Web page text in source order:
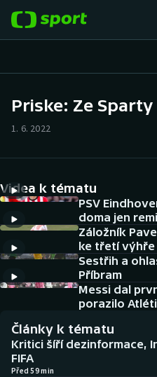
Hokej
Tenis
Atletika
Cyklistika
DALŠÍ SPORTY
Americký fotbal
Baseball a softbal
Basketbal
NEPŘEHLÉDNĚTE
Soutěže
Historické návraty
Priske: Ze
1. 6. 2022
Videa k tématu
PSV
doma jen
Záložník
ke třetí výhře
Sestřih a
Příbram
Messi dal
porazilo
Články k tématu
Kritici šíří dezinformace,
FIFA
Před 59 min